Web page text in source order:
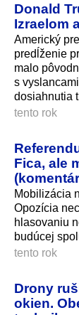
Donald
Izraelom
Americký
predĺženie
malo
s
dosiahnutia
tento rok
Fica, ale
Mobilizácia
Opozícia
hlasovaniu
budúcej
tento rok
Drony
okien.